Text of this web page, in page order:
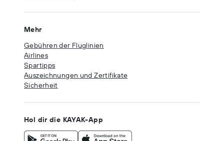
Mehr
Gebühren der Fluglinien
Airlines
Spartipps
Auszeichnungen und Zertifikate
Sicherheit
Hol dir die KAYAK-App